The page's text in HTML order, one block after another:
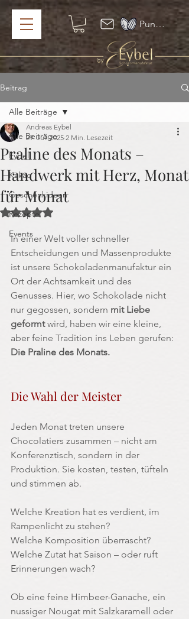
Punkte ansehen
Beitrag
Alle Beiträge
Eybel
Kakao
Geschenkideen
Rezepte
Events
Alle Beiträge
Praline des Monats –
Handwerk mit Herz, Monat
für Monat
Andreas Eybel
29. Juli 2025 2 Min. Lesezeit
Mit NaN von 5 Sternen bewertet.
In einer Welt voller schneller
Entscheidungen und Massenprodukte
ist unsere Schokoladenmanufaktur ein
Ort der Achtsamkeit und des
Genusses. Hier, wo Schokolade nicht
nur gegossen, sondern mit Liebe
geformt wird, haben wir eine kleine,
aber feine Tradition ins Leben gerufen:
Die Praline des Monats.
Die Wahl der Meister
Jeden Monat treten unsere
Chocolatiers zusammen – nicht am
Konferenztisch, sondern in der
Produktion. Sie kosten, testen, tüfteln
und stimmen ab.
Welche Kreation hat es verdient, im
Rampenlicht zu stehen?
Welche Komposition überrascht?
Welche Zutat hat Saison – oder ruft
Erinnerungen wach?
Ob eine feine Himbeer-Ganache, ein
nussiger Nougat mit Salzkaramell oder